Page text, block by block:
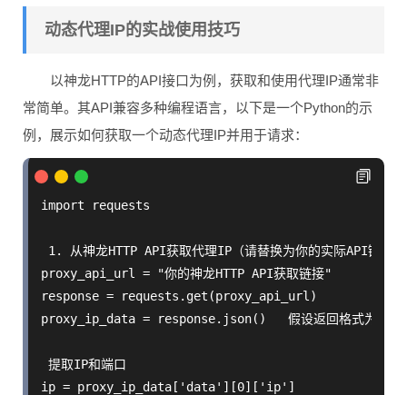
动态代理IP的实战使用技巧
以神龙HTTP的API接口为例，获取和使用代理IP通常非
常简单。其API兼容多种编程语言，以下是一个Python的示
例，展示如何获取一个动态代理IP并用于请求：
import requests
1. 从神龙HTTP API获取代理IP（请替换为你的实际API链接
proxy_api_url = "你的神龙HTTP API获取链接"
response = requests.get(proxy_api_url)
proxy_ip_data = response.json()   假设返回格式
提取IP和端口
ip = proxy_ip_data['data'][0]['ip']